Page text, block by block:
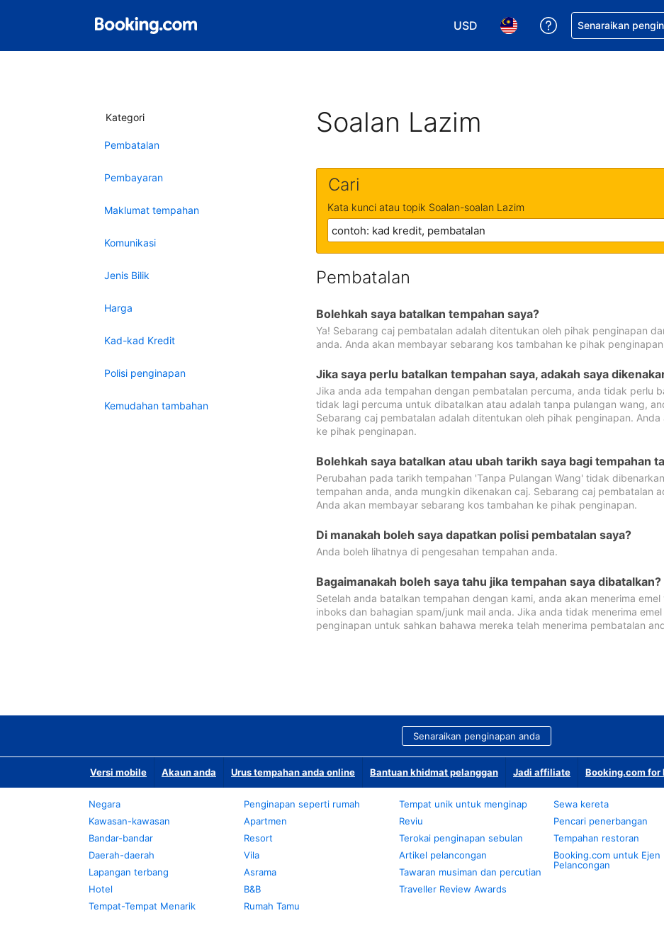
USD
Pilih mata wang anda. Mata wang
Pilih bahasa anda. Bahasa
Dapatkan bantuan
Senaraikan
Kategori
Pembatalan
Pembayaran
Maklumat tempahan
Komunikasi
Jenis Bilik
Harga
Kad-kad Kredit
Polisi penginapan
Kemudahan tambahan
Soalan Lazim
Cari
Kata kunci atau topik Soalan-soalan Lazim
Pembatalan
Bolehkah saya batalkan tempahan saya?
Ya! Sebarang caj pembatalan adalah ditentukan oleh pihak penginapan
anda. Anda akan membayar sebarang kos tambahan ke pihak
Jika saya perlu batalkan tempahan saya, adakah saya
Jika anda ada tempahan dengan pembatalan percuma, anda tidak perlu
tidak lagi percuma untuk dibatalkan atau adalah tanpa pulangan wang,
Sebarang caj pembatalan adalah ditentukan oleh pihak penginapan.
ke pihak penginapan.
Bolehkah saya batalkan atau ubah tarikh saya bagi tempahan
Perubahan pada tarikh tempahan 'Tanpa Pulangan Wang' tidak
tempahan anda, anda mungkin dikenakan caj. Sebarang caj pembatalan
Anda akan membayar sebarang kos tambahan ke pihak penginapan.
Di manakah boleh saya dapatkan polisi pembatalan saya?
Anda boleh lihatnya di pengesahan tempahan anda.
Bagaimanakah boleh saya tahu jika tempahan saya dibatalkan?
Setelah anda batalkan tempahan dengan kami, anda akan menerima
inboks dan bahagian spam/junk mail anda. Jika anda tidak menerima
penginapan untuk sahkan bahawa mereka telah menerima pembatalan
Senaraikan penginapan anda
Versi mobile Akaun anda Urus tempahan anda online Bantuan khidmat pelanggan Jadi affiliate Booking.com for
Negara
Kawasan-kawasan
Bandar-bandar
Daerah-daerah
Lapangan terbang
Hotel
Tempat-Tempat Menarik
Penginapan seperti rumah
Apartmen
Resort
Vila
Asrama
B&B
Rumah Tamu
Tempat unik untuk menginap
Reviu
Terokai penginapan sebulan
Artikel pelancongan
Tawaran musiman dan percutian
Traveller Review Awards
Sewa kereta
Pencari penerbangan
Tempahan restoran
Booking.com untuk Ejen
Pelancongan